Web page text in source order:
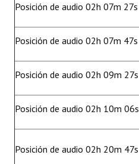
Posición de audio 02h 07m 27s
Posición de audio 02h 07m 47s
Posición de audio 02h 09m 27s
Posición de audio 02h 10m 06s
Posición de audio 02h 20m 47s